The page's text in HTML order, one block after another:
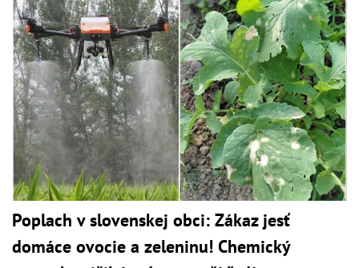
Poplach v slovenskej obci: Zákaz jesť
domáce ovocie a zeleninu! Chemický